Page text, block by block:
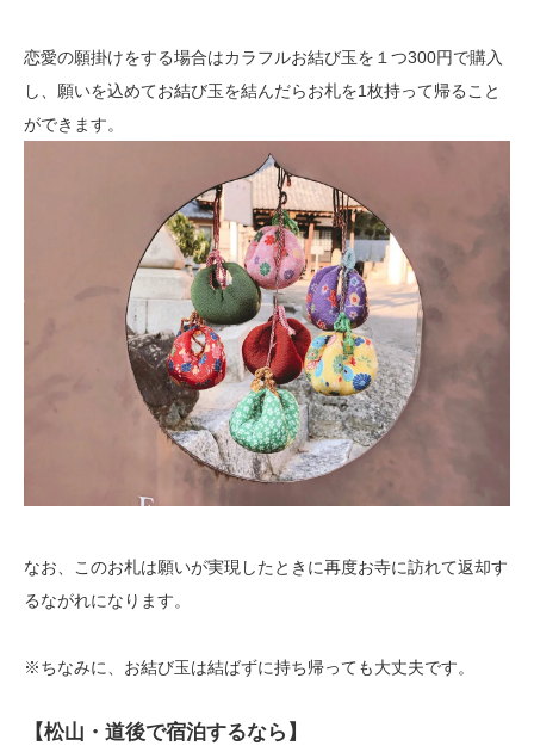
恋愛の願掛けをする場合はカラフルお結び玉を１つ300円で購入
し、願いを込めてお結び玉を結んだらお札を1枚持って帰ること
ができます。
なお、このお札は願いが実現したときに再度お寺に訪れて返却す
るながれになります。
※ちなみに、お結び玉は結ばずに持ち帰っても大丈夫です。
【松山・道後で宿泊するなら】